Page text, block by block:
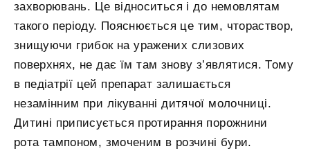
захворювань. Це відноситься і до немовлятам
такого періоду. Пояснюється це тим, чтораствор,
знищуючи грибок на уражених слизових
поверхнях, не дає їм там знову з’являтися. Тому
в педіатрії цей препарат залишається
незамінним при лікуванні дитячої молочниці.
Дитині приписується протирання порожнини
рота тампоном, змоченим в розчині бури.